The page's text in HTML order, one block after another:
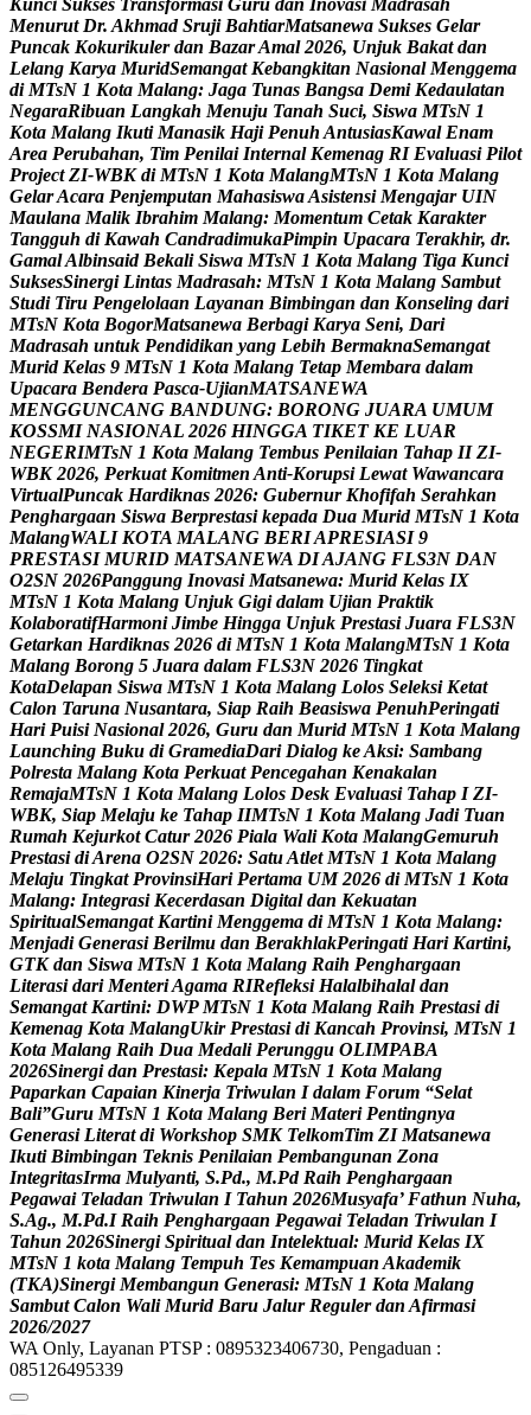
Kunci Sukses Transformasi Guru dan Inovasi Madrasah
Menurut Dr. Akhmad Sruji BahtiarMatsanewa Sukses Gelar
Puncak Kokurikuler dan BazarAmal 2026, Unjuk Bakat dan
Lelang Karya MuridSemangat Kebangkitan Nasional Menggema
di MTsN 1 Kota Malang: Jaga Tunas Bangsa Demi Kedaulatan
NegaraRibuan Langkah Menuju Tanah Suci, Siswa MTsN 1
Kota Malang Ikuti Manasik Haji Penuh AntusiasKawal Enam
Area Perubahan, Tim Penilai Internal Kemenag RI Evaluasi Pilot
Project ZI-WBK di MTsN 1 Kota MalangMTsN 1 Kota Malang
GelarAcara Penjemputan MahasiswaAsistensi Mengajar UIN
Maulana Malik Ibrahim Malang: Momentum Cetak Karakter
Tangguh di Kawah CandradimukaPimpin Upacara Terakhir, dr.
GamalAlbinsaid Bekali Siswa MTsN 1 Kota Malang Tiga Kunci
SuksesSinergi Lintas Madrasah: MTsN 1 Kota Malang Sambut
Studi Tiru Pengelolaan Layanan Bimbingan dan Konseling dari
MTsN Kota BogorMatsanewa Berbagi Karya Seni, Dari
Madrasah untuk Pendidikan yang Lebih BermaknaSemangat
Murid Kelas 9 MTsN 1 Kota Malang Tetap Membara dalam
Upacara Bendera Pasca-UjianMATSANEWA
MENGGUNCANG BANDUNG: BORONG JUARA UMUM
KOSSMI NASIONAL 2026 HINGGA TIKET KE LUAR
NEGERIMTsN 1 Kota Malang Tembus Penilaian Tahap II ZI-
WBK 2026, Perkuat Komitmen Anti-Korupsi Lewat Wawancara
VirtualPuncak Hardiknas 2026: Gubernur Khofifah Serahkan
Penghargaan Siswa Berprestasi kepada Dua Murid MTsN 1 Kota
MalangWALI KOTA MALANG BERIAPRESIASI 9
PRESTASI MURID MATSANEWA DIAJANG FLS3N DAN
O2SN 2026Panggung Inovasi Matsanewa: Murid Kelas IX
MTsN 1 Kota Malang Unjuk Gigi dalam Ujian Praktik
KolaboratifHarmoni Jimbe Hingga Unjuk Prestasi Juara FLS3N
Getarkan Hardiknas 2026 di MTsN 1 Kota MalangMTsN 1 Kota
Malang Borong 5 Juara dalam FLS3N 2026 Tingkat
KotaDelapan Siswa MTsN 1 Kota Malang Lolos Seleksi Ketat
Calon Taruna Nusantara, Siap Raih Beasiswa PenuhPeringati
Hari Puisi Nasional 2026, Guru dan Murid MTsN 1 Kota Malang
Launching Buku di GramediaDari Dialog keAksi: Sambang
Polresta Malang Kota Perkuat Pencegahan Kenakalan
RemajaMTsN 1 Kota Malang Lolos Desk Evaluasi Tahap I ZI-
WBK, Siap Melaju ke Tahap IIMTsN 1 Kota Malang Jadi Tuan
Rumah Kejurkot Catur 2026 Piala Wali Kota MalangGemuruh
Prestasi diArena O2SN 2026: SatuAtlet MTsN 1 Kota Malang
Melaju Tingkat ProvinsiHari Pertama UM 2026 di MTsN 1 Kota
Malang: Integrasi Kecerdasan Digital dan Kekuatan
SpiritualSemangat Kartini Menggema di MTsN 1 Kota Malang:
Menjadi Generasi Berilmu dan BerakhlakPeringati Hari Kartini,
GTK dan Siswa MTsN 1 Kota Malang Raih Penghargaan
Literasi dari MenteriAgama RIRefleksi Halalbihalal dan
Semangat Kartini: DWP MTsN 1 Kota Malang Raih Prestasi di
Kemenag Kota MalangUkir Prestasi di Kancah Provinsi, MTsN 1
Kota Malang Raih Dua Medali Perunggu OLIMPABA
2026Sinergi dan Prestasi: Kepala MTsN 1 Kota Malang
Paparkan Capaian Kinerja Triwulan I dalam Forum “Selat
Bali”Guru MTsN 1 Kota Malang Beri Materi Pentingnya
Generasi Literat di Workshop SMK TelkomTim ZI Matsanewa
Ikuti Bimbingan Teknis Penilaian Pembangunan Zona
IntegritasIrma Mulyanti, S.Pd., M.Pd Raih Penghargaan
Pegawai Teladan Triwulan I Tahun 2026Musyafa’ Fathun Nuha,
S.Ag., M.Pd.I Raih Penghargaan Pegawai Teladan Triwulan I
Tahun 2026Sinergi Spiritual dan Intelektual: Murid Kelas IX
MTsN 1 kota Malang Tempuh Tes Kemampuan Akademik
(TKA)Sinergi Membangun Generasi: MTsN 1 Kota Malang
Sambut Calon Wali Murid Baru Jalur Reguler dan Afirmasi
2026/2027
WA Only, Layanan PTSP : 0895323406730, Pengaduan :
085126495339